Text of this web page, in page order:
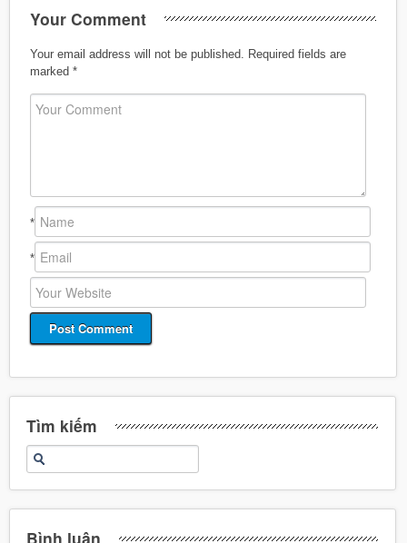
Your Comment
Your email address will not be published. Required fields are
marked *
*
*
Tìm kiếm
Bình luận